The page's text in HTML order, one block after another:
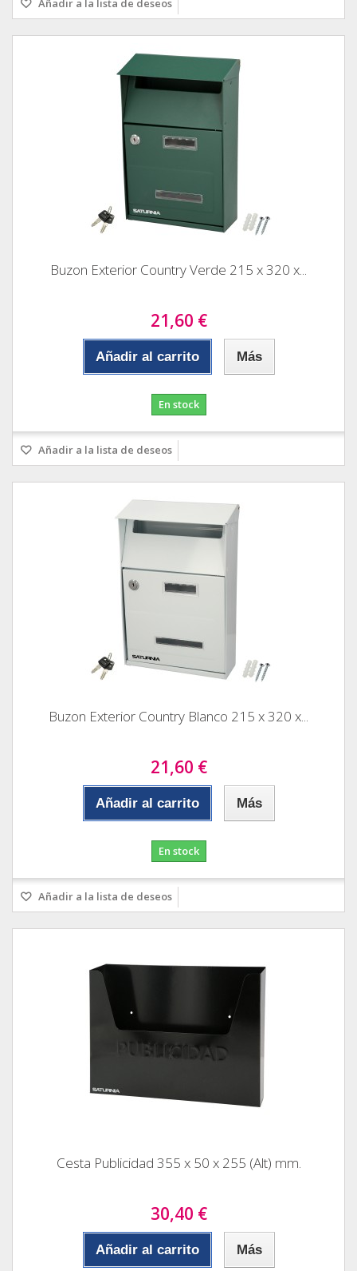
Buzon Exterior Country Verde 215 x 320 x...
21,60 €
Añadir al carrito Más
En stock
Añadir a la lista de deseos
Buzon Exterior Country Blanco 215 x 320 x...
21,60 €
Añadir al carrito Más
En stock
Añadir a la lista de deseos
Cesta Publicidad 355 x 50 x 255 (Alt) mm.
30,40 €
Añadir al carrito Más